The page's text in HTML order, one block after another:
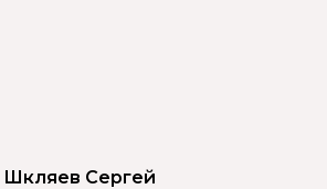
Шкляев Сергей